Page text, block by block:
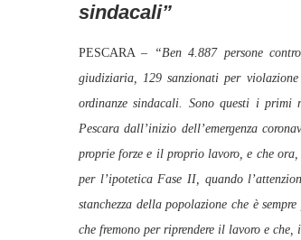
sindacali”
PESCARA –
“Ben 4.887 persone
giudiziaria, 129 sanzionati per
ordinanze sindacali. Sono questi i
Pescara dall’inizio dell’emergenza
proprie forze e il proprio lavoro, e che ora,
per l’ipotetica Fase II, quando
stanchezza della popolazione che è
che fremono per riprendere il lavoro e